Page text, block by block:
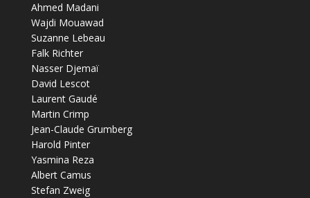
Ahmed Madani
Wajdi Mouawad
Suzanne Lebeau
Falk Richter
Nasser Djemaï
David Lescot
Laurent Gaudé
Martin Crimp
Jean-Claude Grumberg
Harold Pinter
Yasmina Reza
Albert Camus
Stefan Zweig